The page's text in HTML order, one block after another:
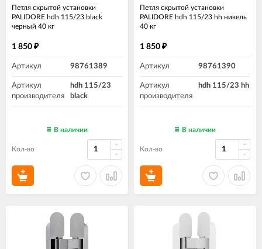
Петля скрытой установки
PALIDORE hdh 115/23 black
черный 40 кг
1 850 ₽
Артикул 98761389
Артикул
производителя
hdh 115/23
black
В наличии
Кол-во
Петля скрытой установки
PALIDORE hdh 115/23 hh никель
40 кг
1 850 ₽
Артикул 98761390
Артикул
производителя
hdh 115/23 hh
В наличии
Кол-во